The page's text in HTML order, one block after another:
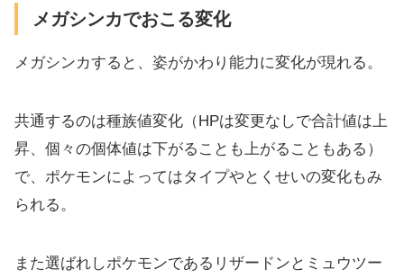
メガシンカでおこる変化
メガシンカすると、姿がかわり能力に変化が現れる。
共通するのは種族値変化（HPは変更なしで合計値は上
昇、個々の個体値は下がることも上がることもある）
で、ポケモンによってはタイプやとくせいの変化もみ
られる。
また選ばれしポケモンであるリザードンとミュウツー